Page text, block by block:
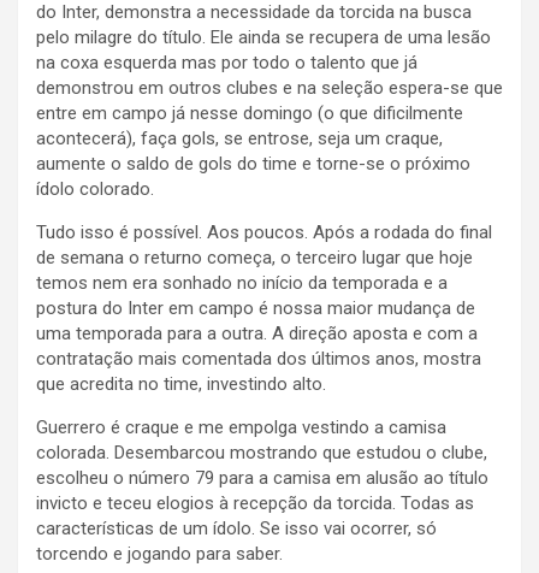
do Inter, demonstra a necessidade da torcida na busca
pelo milagre do título. Ele ainda se recupera de uma lesão
na coxa esquerda mas por todo o talento que já
demonstrou em outros clubes e na seleção espera-se que
entre em campo já nesse domingo (o que dificilmente
acontecerá), faça gols, se entrose, seja um craque,
aumente o saldo de gols do time e torne-se o próximo
ídolo colorado.
Tudo isso é possível. Aos poucos. Após a rodada do final
de semana o returno começa, o terceiro lugar que hoje
temos nem era sonhado no início da temporada e a
postura do Inter em campo é nossa maior mudança de
uma temporada para a outra. A direção aposta e com a
contratação mais comentada dos últimos anos, mostra
que acredita no time, investindo alto.
Guerrero é craque e me empolga vestindo a camisa
colorada. Desembarcou mostrando que estudou o clube,
escolheu o número 79 para a camisa em alusão ao título
invicto e teceu elogios à recepção da torcida. Todas as
características de um ídolo. Se isso vai ocorrer, só
torcendo e jogando para saber.